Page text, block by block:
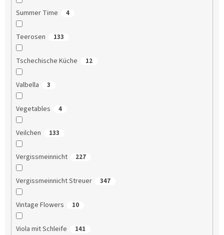
Summer Time 4
Teerosen 133
Tschechische Küche 12
Valbella 3
Vegetables 4
Veilchen 133
Vergissmeinnicht 227
Vergissmeinnicht Streuer 347
Vintage Flowers 10
Viola mit Schleife 141